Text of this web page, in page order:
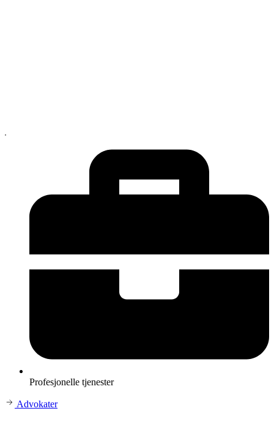
Profesjonelle tjenester
Advokater